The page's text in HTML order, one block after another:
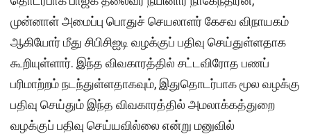
முன்னாள் அமைப்பு பொதுச் செயலாளர் கேசவ விநாயகம்
ஆகியோர் மீது சிபிசிஐடி வழக்குப் பதிவு செய்துள்ளதாக
கூறியுள்ளார். இந்த விவகாரத்தில் சட்டவிரோத பணப்
பரிமாற்றம் நடந்துள்ளதாகவும், இதுதொடர்பாக மூல வழக்கு
பதிவு செய்தும் இந்த விவகாரத்தில் அமலாக்கத்துறை
வழக்குப் பதிவு செய்யவில்லை என்று மனுவில்